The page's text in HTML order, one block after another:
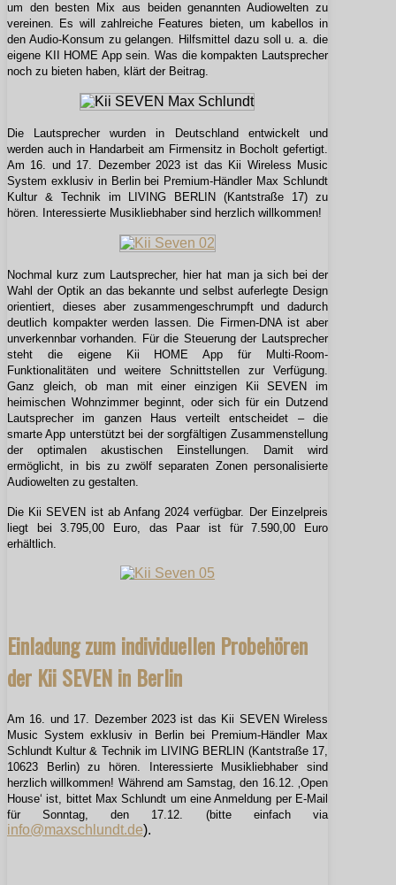
um den besten Mix aus beiden genannten Audiowelten zu
vereinen. Es will zahlreiche Features bieten, um kabellos in
den Audio-Konsum zu gelangen. Hilfsmittel dazu soll u. a. die
eigene KII HOME App sein. Was die kompakten Lautsprecher
noch zu bieten haben, klärt der Beitrag.
Die Lautsprecher wurden in Deutschland entwickelt und
werden auch in Handarbeit am Firmensitz in Bocholt gefertigt.
Am 16. und 17. Dezember 2023 ist das Kii Wireless Music
System exklusiv in Berlin bei Premium-Händler Max Schlundt
Kultur & Technik im LIVING BERLIN (Kantstraße 17) zu
hören. Interessierte Musikliebhaber sind herzlich willkommen!
Nochmal kurz zum Lautsprecher, hier hat man ja sich bei der
Wahl der Optik an das bekannte und selbst auferlegte Design
orientiert, dieses aber zusammengeschrumpft und dadurch
deutlich kompakter werden lassen. Die Firmen-DNA ist aber
unverkennbar vorhanden. Für die Steuerung der Lautsprecher
steht die eigene Kii HOME App für Multi-Room-
Funktionalitäten und weitere Schnittstellen zur Verfügung.
Ganz gleich, ob man mit einer einzigen Kii SEVEN im
heimischen Wohnzimmer beginnt, oder sich für ein Dutzend
Lautsprecher im ganzen Haus verteilt entscheidet – die
smarte App unterstützt bei der sorgfältigen Zusammenstellung
der optimalen akustischen Einstellungen. Damit wird
ermöglicht, in bis zu zwölf separaten Zonen personalisierte
Audiowelten zu gestalten.
Die Kii SEVEN ist ab Anfang 2024 verfügbar. Der Einzelpreis
liegt bei 3.795,00 Euro, das Paar ist für 7.590,00 Euro
erhältlich.
Einladung zum individuellen Probehören
der Kii SEVEN in Berlin
Am 16. und 17. Dezember 2023 ist das Kii SEVEN Wireless
Music System exklusiv in Berlin bei Premium-Händler Max
Schlundt Kultur & Technik im LIVING BERLIN (Kantstraße 17,
10623 Berlin) zu hören. Interessierte Musikliebhaber sind
herzlich willkommen! Während am Samstag, den 16.12. ‚Open
House‘ ist, bittet Max Schlundt um eine Anmeldung per E-Mail
für Sonntag, den 17.12. (bitte einfach via
info@maxschlundt.de).